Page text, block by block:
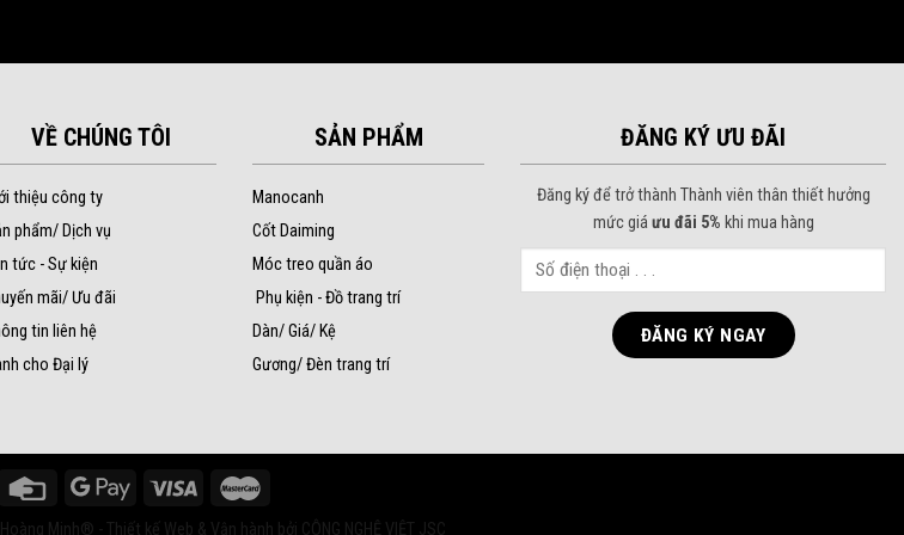
VỀ CHÚNG TÔI
thiệu công ty
phẩm/ Dịch vụ
tức - Sự kiện
mãi/ Ưu đãi
tin liên hệ
cho Đại lý
SẢN PHẨM
Manocanh
Cốt Daiming
Móc treo quần áo
Phụ kiện - Đồ trang trí
Dàn/ Giá/ Kệ
Gương/ Đèn trang trí
ĐĂNG KÝ ƯU ĐÃI
Đăng ký để trở thành Thành viên thân thiết hưởng
mức giáưu đãi 5% khi mua hàng
Minh® - Thiết kế Web & Vận hành bởi CÔNG NGHỆ VIỆT JSC